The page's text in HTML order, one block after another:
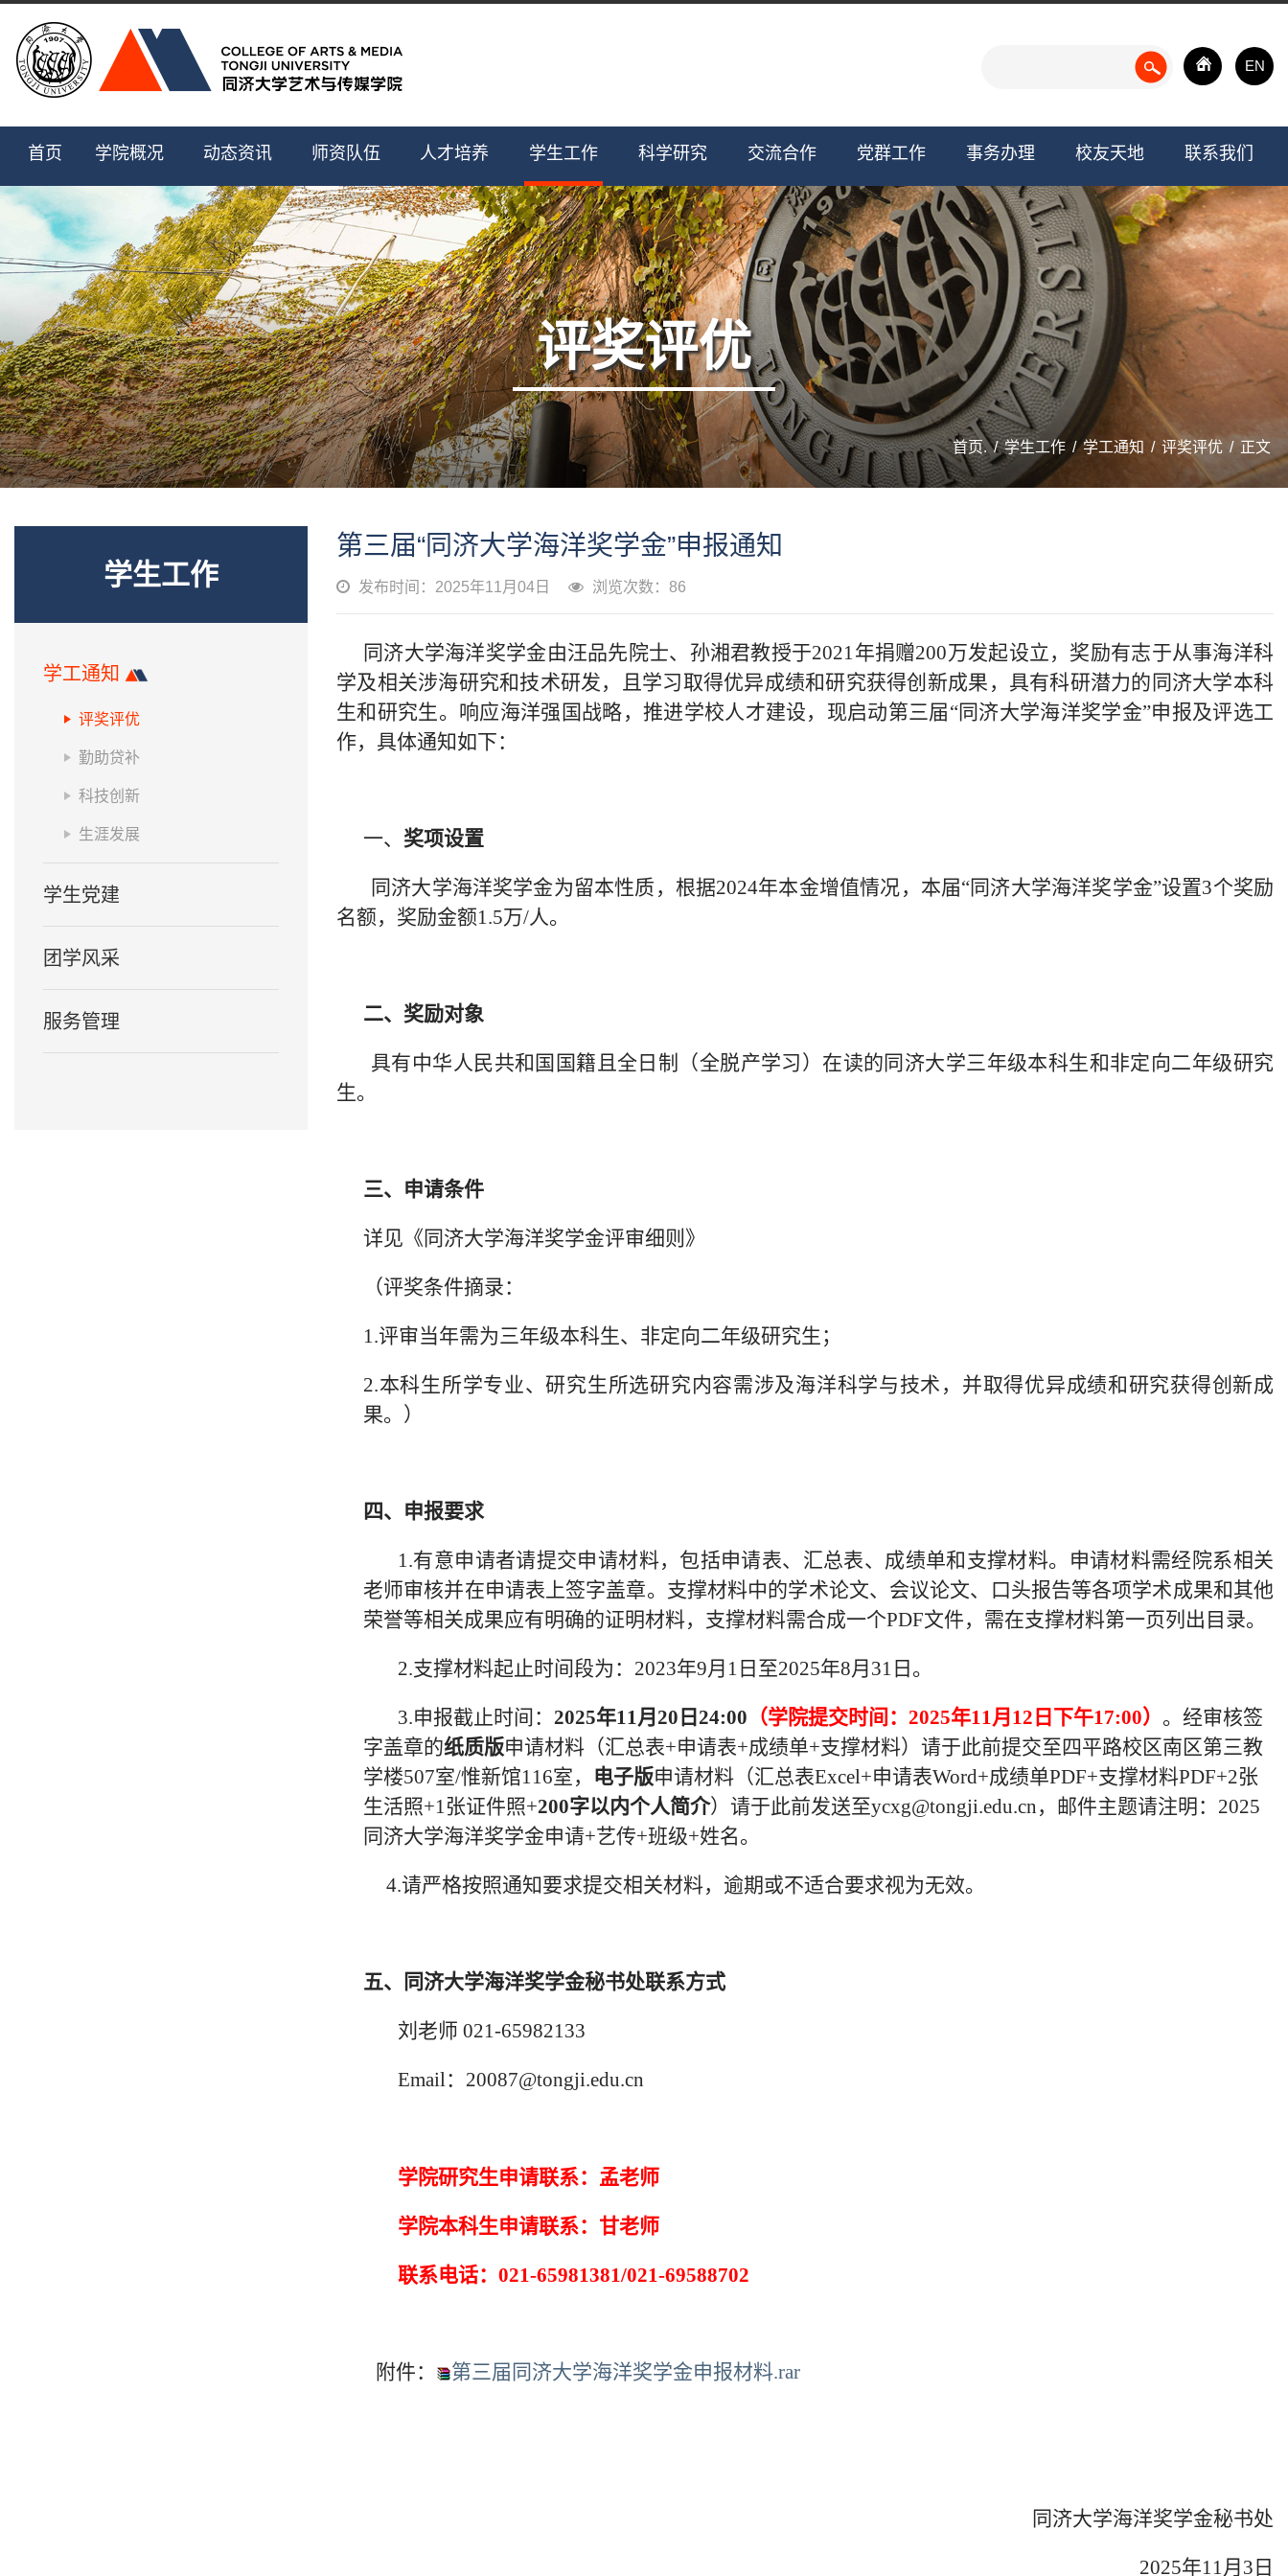
EN
首页 学院概况 动态资讯 师资队伍 人才培养 学生工作 科学研究 交流合作 党群工作 事务办理 校友天地 联系我们
评奖评优
首页./学生工作 /学工通知 / 评奖评优 / 正文
学生工作
学工通知
评奖评优
勤助贷补
科技创新
生涯发展
学生党建
团学风采
服务管理
第三届“同济大学海洋奖学金”申报通知
发布时间：2025年11月04日 浏览次数： 86
同济大学海洋奖学金由汪品先院士、孙湘君教授于2021年捐赠200万发起设立，奖励有志于从事海洋科
学及相关涉海研究和技术研发，且学习取得优异成绩和研究获得创新成果，具有科研潜力的同济大学本科
生和研究生。响应海洋强国战略，推进学校人才建设，现启动第三届“同济大学海洋奖学金”申报及评选工
作，具体通知如下：
一、 奖项设置
同济大学海洋奖学金为留本性质，根据2024年本金增值情况，本届“同济大学海洋奖学金”设置3个奖励
名额，奖励金额1.5万/人。
二、奖励对象
具有中华人民共和国国籍且全日制（全脱产学习）在读的同济大学三年级本科生和非定向二年级研究
生。
三、申请条件
详见《同济大学海洋奖学金评审细则》
（评奖条件摘录：
1.评审当年需为三年级本科生、非定向二年级研究生；
2.本科生所学专业、研究生所选研究内容需涉及海洋科学与技术，并取得优异成绩和研究获得创新成
果。）
四、申报要求
1.有意申请者请提交申请材料，包括申请表、汇总表、成绩单和支撑材料。申请材料需经院系相关
老师审核并在申请表上签字盖章。支撑材料中的学术论文、会议论文、口头报告等各项学术成果和其他
荣誉等相关成果应有明确的证明材料，支撑材料需合成一个PDF文件，需在支撑材料第一页列出目录。
2.支撑材料起止时间段为：2023年9月1日至2025年8月31日。
3.申报截止时间： 2025年11月20日 24:00 （学院提交时间：2025年11月12日下午17:00） 。经审核签
字盖章的纸质版申请材料（汇总表+申请表+成绩单+支撑材料）请于此前提交至四平路校区南区第三教
学楼507室/惟新馆116室， 电子版申请材料（汇总表Excel+申请表Word+成绩单PDF+支撑材料PDF+2张
生活照+1张证件照+200字以内个人简介）请于此前发送至ycxg@tongji.edu.cn，邮件主题请注明：2025
同济大学海洋奖学金申请+艺传+班级+姓名。
4.请严格按照通知要求提交相关材料，逾期或不适合要求视为无效。
五、同济大学海洋奖学金秘书处联系方式
刘老师 021-65982133
Email：20087@tongji.edu.cn
学院研究生申请联系：孟老师
学院本科生申请联系：甘老师
联系电话：021-65981381/021-69588702
附件： 第三届同济大学海洋奖学金申报材料.rar
同济大学海洋奖学金秘书处
2025年11月3日